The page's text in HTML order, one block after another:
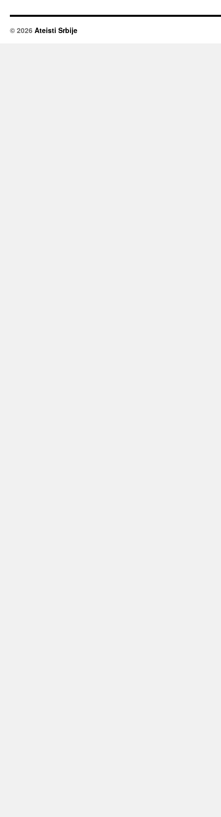
© 2026 Ateisti Srbije